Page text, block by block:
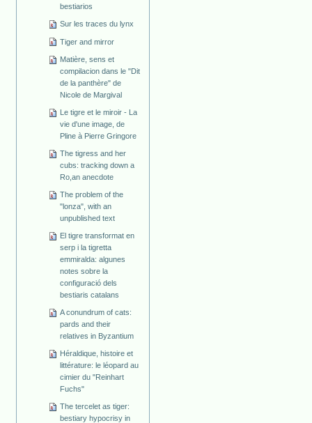
bestiarios
Sur les traces du lynx
Tiger and mirror
Matière, sens et
compilacion dans le "Dit
de la panthère" de
Nicole de Margival
Le tigre et le miroir - La
vie d'une image, de
Pline à Pierre Gringore
The tigress and her
cubs: tracking down a
Ro,an anecdote
The problem of the
"lonza", with an
unpublished text
El tigre transformat en
serp i la tigretta
emmiralda: algunes
notes sobre la
configuració dels
bestiaris catalans
A conundrum of cats:
pards and their
relatives in Byzantium
Héraldique, histoire et
littérature: le léopard au
cimier du "Reinhart
Fuchs"
The tercelet as tiger:
bestiary hypocrisy in